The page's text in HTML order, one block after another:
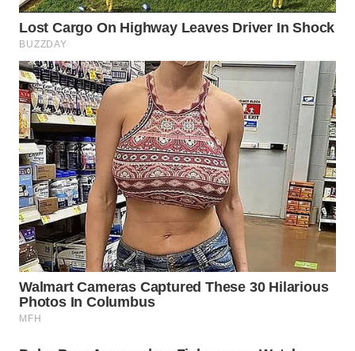
WN
DEPOK
WN
TAPANULI
UTARA
WN
SAMOSIR
WN
PADANG
LAWAS
WN
SUMEDANG